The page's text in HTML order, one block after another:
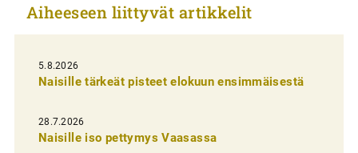
k
e
l
i
e
n
Aiheeseen liittyvät artikkelit
5.8.2026
Naisille tärkeät pisteet elokuun ensimmäisestä
28.7.2026
Naisille iso pettymys Vaasassa